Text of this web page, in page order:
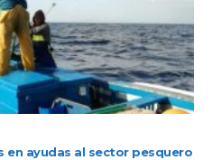
en ayudas al sector pesquero